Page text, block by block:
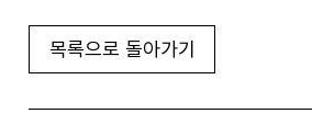
목록으로 돌아가기